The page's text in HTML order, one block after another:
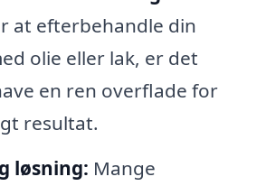
at efterbehandle din
olie eller lak, er det
en ren overflade for
resultat.
løsning: Mange